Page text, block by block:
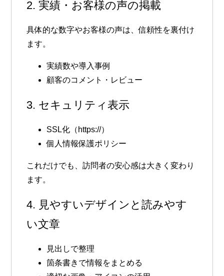
2. 実績・お客様の声の掲載
具体的な数字やお客様の声は、信頼性を裏付け
ます。
実績数や導入事例
顧客のコメント・レビュー
3. セキュリティ表示
SSL化（https://）
個人情報保護ポリシー
これだけでも、訪問者の安心感は大きく変わり
ます。
4. 見やすいデザインと読みやす
い文章
見出しで整理
箇条書きで情報をまとめる